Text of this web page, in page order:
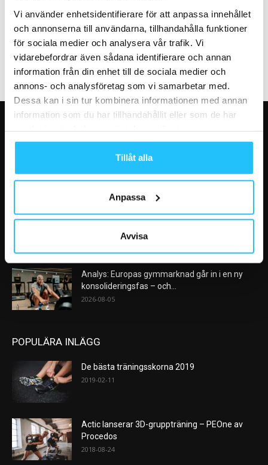
Vi använder enhetsidentifierare för att anpassa innehållet
och annonserna till användarna, tillhandahålla funktioner
för sociala medier och analysera vår trafik. Vi
vidarebefordrar även sådana identifierare och annan
information från din enhet till de sociala medier och
annons- och analysföretag som vi samarbetar med.
Dessa kan i sin tur kombinera informationen med annan
information som du har tillhandahållit eller som de har
Tillåt alla
Anpassa
Avvisa
expansionen – öppnar gym på
1 200 kvm
hemmaträningsprylar från
Gymleco
VÅRA FAVORITER
Nike satsar på hybridträning när Hyrox formar
2026-08-07
AI kommer aldrig kunna ersätta en frukost
Analys: Europas gymmarknad går in i en ny
konsolideringsfas – och...
2026-08-05
POPULÄRA INLÄGG
De bästa träningsskorna 2019
2019-02-11
Actic lanserar 3D-gruppträning – PEOne av
Procedos
2018-08-24